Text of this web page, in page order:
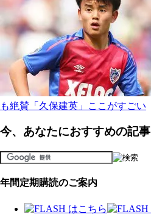
も絶賛「久保建英」ここがすごい
今、あなたにおすすめの記事
年間定期購読のご案内